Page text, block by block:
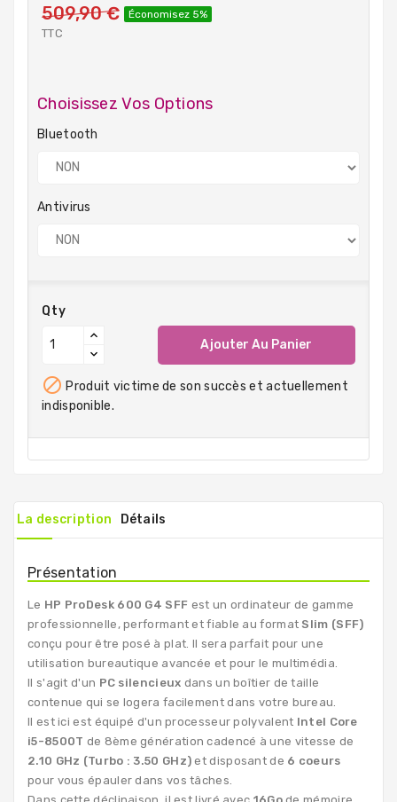
509,90 € Économisez 5%
TTC
Choisissez Vos Options
Bluetooth
Antivirus
Qty
Ajouter Au Panier
 Produit victime de son succès et actuellement
indisponible.
La description Détails
Présentation
Le HP ProDesk 600 G4 SFF est un ordinateur de gamme
professionnelle, performant et fiable au format Slim (SFF)
conçu pour être posé à plat. Il sera parfait pour une
utilisation bureautique avancée et pour le multimédia.
Il s'agit d'un PC silencieux dans un boîtier de taille
contenue qui se logera facilement dans votre bureau.
Il est ici est équipé d'un processeur polyvalent Intel Core
i5-8500T de 8ème génération cadencé à une vitesse de
2.10 GHz (Turbo : 3.50 GHz) et disposant de 6 coeurs
pour vous épauler dans vos tâches.